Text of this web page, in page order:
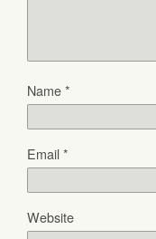
Name*
Email*
Website